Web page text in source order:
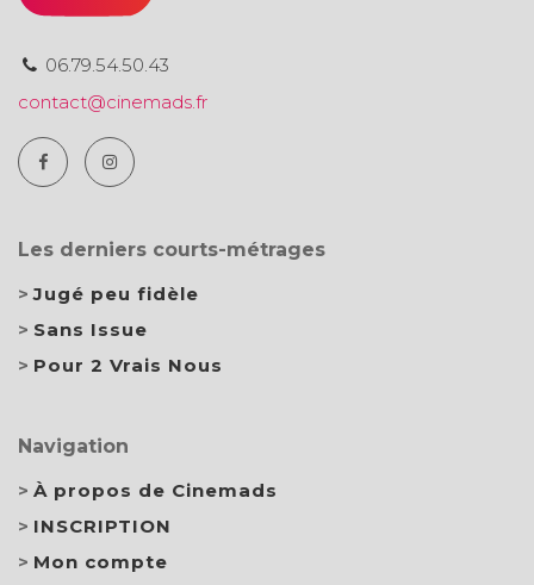
06.79.54.50.43
contact@cinemads.fr
Les derniers courts-métrages
Jugé peu fidèle
Sans Issue
Pour 2 Vrais Nous
Navigation
À propos de Cinemads
INSCRIPTION
Mon compte